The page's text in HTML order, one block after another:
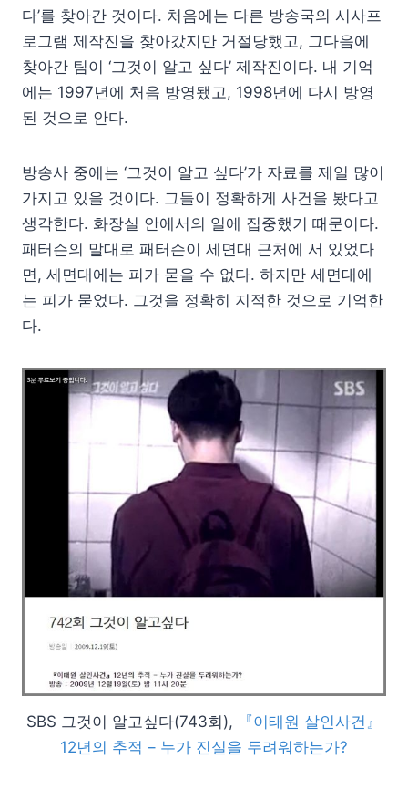
다’를 찾아간 것이다. 처음에는 다른 방송국의 시사프
로그램 제작진을 찾아갔지만 거절당했고, 그다음에
찾아간 팀이 ‘그것이 알고 싶다’ 제작진이다. 내 기억
에는 1997년에 처음 방영됐고, 1998년에 다시 방영
된 것으로 안다.
방송사 중에는 ‘그것이 알고 싶다’가 자료를 제일 많이
가지고 있을 것이다. 그들이 정확하게 사건을 봤다고
생각한다. 화장실 안에서의 일에 집중했기 때문이다.
패터슨의 말대로 패터슨이 세면대 근처에 서 있었다
면, 세면대에는 피가 묻을 수 없다. 하지만 세면대에
는 피가 묻었다. 그것을 정확히 지적한 것으로 기억한
다.
SBS 그것이 알고싶다(743회),
『이태원 살인사건』
12년의 추적 – 누가 진실을 두려워하는가?